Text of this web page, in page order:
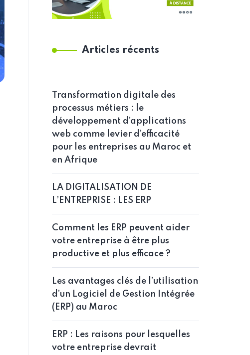
Articles récents
Transformation digitale des
processus métiers : le
développement d’applications
web comme levier d’efficacité
pour les entreprises au Maroc et
en Afrique
LA DIGITALISATION DE
L’ENTREPRISE : LES ERP
Comment les ERP peuvent aider
votre entreprise à être plus
productive et plus efficace ?
Les avantages clés de l’utilisation
d’un Logiciel de Gestion Intégrée
(ERP) au Maroc
ERP : Les raisons pour lesquelles
votre entreprise devrait